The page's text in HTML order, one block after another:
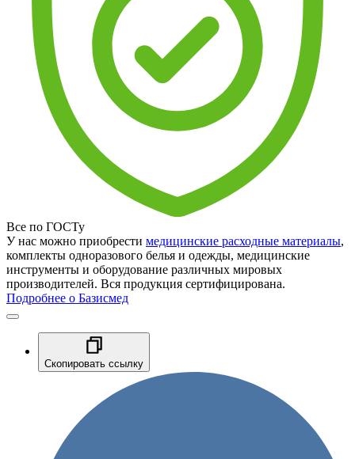
Все по ГОСТу
У нас можно приобрести медицинские расходные материалы,
комплекты одноразового белья и одежды, медицинские
инструменты и оборудование различных мировых
производителей. Вся продукция сертифицирована.
Подробнее о Базисмед
Скопировать ссылку